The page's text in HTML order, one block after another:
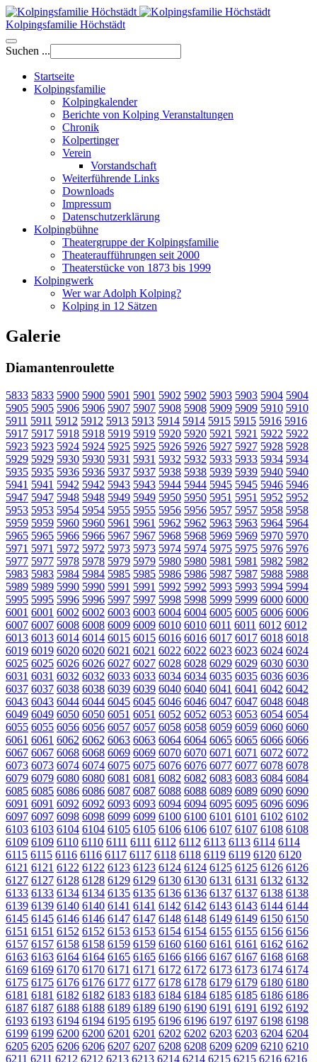
Kolpingsfamilie Höchstädt
Suchen ...
Startseite
Kolpingsfamilie
Kolpingkalender
Berichte von Kolping Veranstaltungen
Chronik
Kolpertinger
Verein
Vorstandschaft
Weiterführende Links
Downloads
Impressum
Datenschutzerklärung
Kolpingbühne
Theatergruppe der Kolpingsfamilie
Theateraufführungen seit 2000
Theaterstücke von 1873 bis 1999
Kolpingwerk
Wer war Adolph Kolping?
Kolping in 12 Sätzen
Galerie
Diamantenroulette
5833 5833 5900 5900 5901 5901 5902 5902 5903 5903 5904 5904
5905 5905 5906 5906 5907 5907 5908 5908 5909 5909 5910 5910
5911 5911 5912 5912 5913 5913 5914 5914 5915 5915 5916 5916
5917 5917 5918 5918 5919 5919 5920 5920 5921 5921 5922 5922
5923 5923 5924 5924 5925 5925 5926 5926 5927 5927 5928 5928
5929 5929 5930 5930 5931 5931 5932 5932 5933 5933 5934 5934
5935 5935 5936 5936 5937 5937 5938 5938 5939 5939 5940 5940
5941 5941 5942 5942 5943 5943 5944 5944 5945 5945 5946 5946
5947 5947 5948 5948 5949 5949 5950 5950 5951 5951 5952 5952
5953 5953 5954 5954 5955 5955 5956 5956 5957 5957 5958 5958
5959 5959 5960 5960 5961 5961 5962 5962 5963 5963 5964 5964
5965 5965 5966 5966 5967 5967 5968 5968 5969 5969 5970 5970
5971 5971 5972 5972 5973 5973 5974 5974 5975 5975 5976 5976
5977 5977 5978 5978 5979 5979 5980 5980 5981 5981 5982 5982
5983 5983 5984 5984 5985 5985 5986 5986 5987 5987 5988 5988
5989 5989 5990 5990 5991 5991 5992 5992 5993 5993 5994 5994
5995 5995 5996 5996 5997 5997 5998 5998 5999 5999 6000 6000
6001 6001 6002 6002 6003 6003 6004 6004 6005 6005 6006 6006
6007 6007 6008 6008 6009 6009 6010 6010 6011 6011 6012 6012
6013 6013 6014 6014 6015 6015 6016 6016 6017 6017 6018 6018
6019 6019 6020 6020 6021 6021 6022 6022 6023 6023 6024 6024
6025 6025 6026 6026 6027 6027 6028 6028 6029 6029 6030 6030
6031 6031 6032 6032 6033 6033 6034 6034 6035 6035 6036 6036
6037 6037 6038 6038 6039 6039 6040 6040 6041 6041 6042 6042
6043 6043 6044 6044 6045 6045 6046 6046 6047 6047 6048 6048
6049 6049 6050 6050 6051 6051 6052 6052 6053 6053 6054 6054
6055 6055 6056 6056 6057 6057 6058 6058 6059 6059 6060 6060
6061 6061 6062 6062 6063 6063 6064 6064 6065 6065 6066 6066
6067 6067 6068 6068 6069 6069 6070 6070 6071 6071 6072 6072
6073 6073 6074 6074 6075 6075 6076 6076 6077 6077 6078 6078
6079 6079 6080 6080 6081 6081 6082 6082 6083 6083 6084 6084
6085 6085 6086 6086 6087 6087 6088 6088 6089 6089 6090 6090
6091 6091 6092 6092 6093 6093 6094 6094 6095 6095 6096 6096
6097 6097 6098 6098 6099 6099 6100 6100 6101 6101 6102 6102
6103 6103 6104 6104 6105 6105 6106 6106 6107 6107 6108 6108
6109 6109 6110 6110 6111 6111 6112 6112 6113 6113 6114 6114
6115 6115 6116 6116 6117 6117 6118 6118 6119 6119 6120 6120
6121 6121 6122 6122 6123 6123 6124 6124 6125 6125 6126 6126
6127 6127 6128 6128 6129 6129 6130 6130 6131 6131 6132 6132
6133 6133 6134 6134 6135 6135 6136 6136 6137 6137 6138 6138
6139 6139 6140 6140 6141 6141 6142 6142 6143 6143 6144 6144
6145 6145 6146 6146 6147 6147 6148 6148 6149 6149 6150 6150
6151 6151 6152 6152 6153 6153 6154 6154 6155 6155 6156 6156
6157 6157 6158 6158 6159 6159 6160 6160 6161 6161 6162 6162
6163 6163 6164 6164 6165 6165 6166 6166 6167 6167 6168 6168
6169 6169 6170 6170 6171 6171 6172 6172 6173 6173 6174 6174
6175 6175 6176 6176 6177 6177 6178 6178 6179 6179 6180 6180
6181 6181 6182 6182 6183 6183 6184 6184 6185 6185 6186 6186
6187 6187 6188 6188 6189 6189 6190 6190 6191 6191 6192 6192
6193 6193 6194 6194 6195 6195 6196 6196 6197 6197 6198 6198
6199 6199 6200 6200 6201 6201 6202 6202 6203 6203 6204 6204
6205 6205 6206 6206 6207 6207 6208 6208 6209 6209 6210 6210
6211 6211 6212 6212 6213 6213 6214 6214 6215 6215 6216 6216